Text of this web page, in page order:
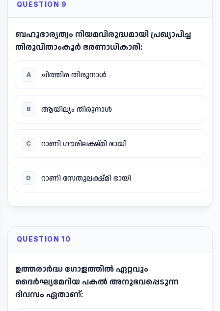
QUESTION 9
ബഹുഭാര്യത്വം നിയമവിരുദ്ധമായി പ്രഖ്യാപിച്ച
തിരുവിതാംകൂർ ഭരണാധികാരി:
A ചിത്തിര തിരുനാൾ
B ആയില്യം തിരുനാൾ
C റാണി ഗൗരിലക്ഷ്മി ഭായി
D റാണി സേതുലക്ഷ്മി ഭായി
QUESTION 10
ഉത്തരാർദ്ധ ഗോളത്തിൽ ഏറ്റവും
ദൈർഘ്യമേറിയ പകൽ അനുഭവപ്പെടുന്ന
ദിവസം ഏതാണ്: